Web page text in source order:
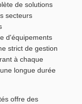
de solutions
secteurs
d'équipements
strict de gestion
à chaque
longue durée
offre des